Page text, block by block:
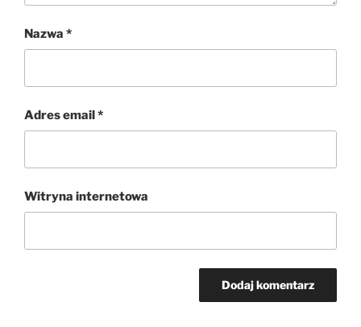
Nazwa *
Adres email*
Witryna internetowa